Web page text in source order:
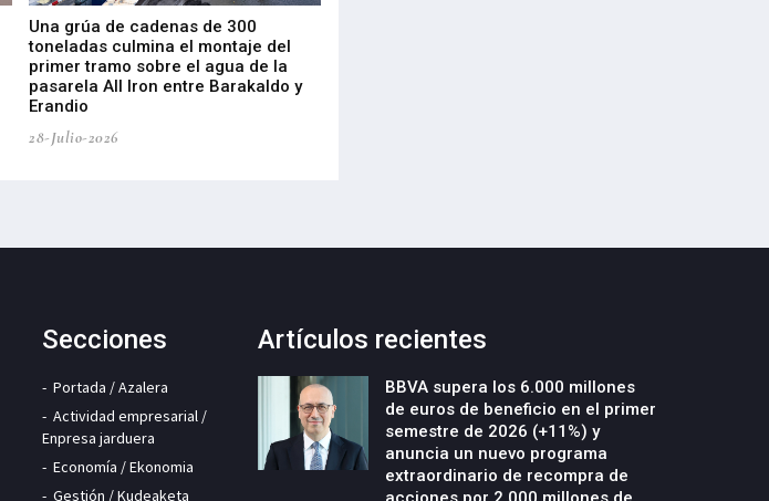
Una grúa de cadenas de 300
toneladas culmina el montaje del
primer tramo sobre el agua de la
pasarela All Iron entre Barakaldo y
Erandio
28-Julio-2026
Secciones
Portada / Azalera
Actividad empresarial /
Enpresa jarduera
Economía / Ekonomia
Gestión / Kudeaketa
Artículos recientes
BBVA supera los 6.000 millones
de euros de beneficio en el primer
semestre de 2026 (+11%) y
anuncia un nuevo programa
extraordinario de recompra de